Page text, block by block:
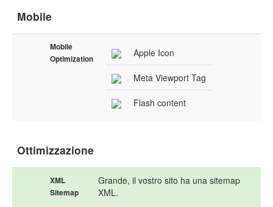
Mobile
Mobile
Optimization
Apple Icon
Meta Viewport Tag
Flash content
Ottimizzazione
XML
Sitemap
Grande, il vostro sito ha una sitemap
XML.